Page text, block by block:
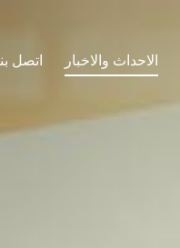
الاحداث والاخبار اتصل